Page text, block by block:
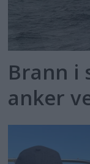
Brann i
anker